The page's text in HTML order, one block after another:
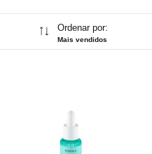
Ordenar por:
Mais vendidos